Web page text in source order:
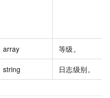
array 等级。
string 日志级别。